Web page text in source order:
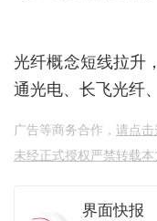
光纤概念短线拉升
通光电、长飞光纤
广告等商务合作， 请点击
未经正式授权严禁转载本
界面快报